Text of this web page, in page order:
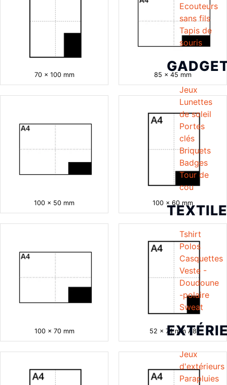
Ecouteurs
sans fils
Tapis de
souris
Jeux
Lunettes
de soleil
Portes
clés
Briquets
Badges
Tour de
cou
TEXTILE
Tshirt
Polos
Casquettes
Veste -
Doudoune
-polaire
Sweat
Jeux
d'extérieurs
Parapluies
70 x 100 mm 85 x 45 mm
100 x 50 mm 100 x 60 mm
100 x 70 mm 52 x 74 mm A8